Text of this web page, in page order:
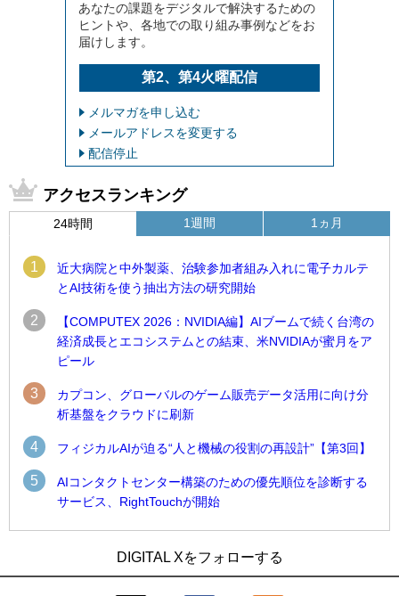
あなたの課題をデジタルで解決するための
ヒントや、各地での取り組み事例などをお
届けします。
第2、第4火曜配信
メルマガを申し込む
メールアドレスを変更する
配信停止
アクセスランキング
24時間
1
近大病院と中外製薬、治験参加者組み入れに電子カルテ
とAI技術を使う抽出方法の研究開始
2
【COMPUTEX 2026：NVIDIA編】AIブームで続く台湾の
経済成長とエコシステムとの結束、米NVIDIAが蜜月をア
ピール
3
カプコン、グローバルのゲーム販売データ活用に向け分
析基盤をクラウドに刷新
4 フィジカルAIが迫る“人と機械の役割の再設計”【第3回】
5
AIコンタクトセンター構築のための優先順位を診断する
サービス、RightTouchが開始
1週間
技術を使う抽出方法の研究開始
1ヵ月
合基盤を本格稼働DIGITAL Xをフォローする